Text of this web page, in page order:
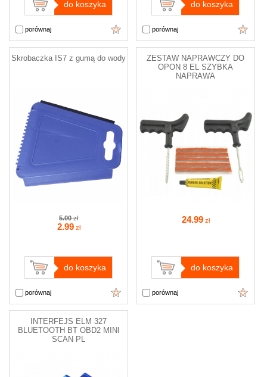
do koszyka
porównaj
do koszyka
porównaj
Skrobaczka IS7 z gumą do wody
5.00 zł
2.99 zł
do koszyka
porównaj
ZESTAW NAPRAWCZY DO
OPON 8 EL SZYBKA
NAPRAWA
24.99 zł
do koszyka
porównaj
INTERFEJS ELM 327
BLUETOOTH BT OBD2 MINI
SCAN PL